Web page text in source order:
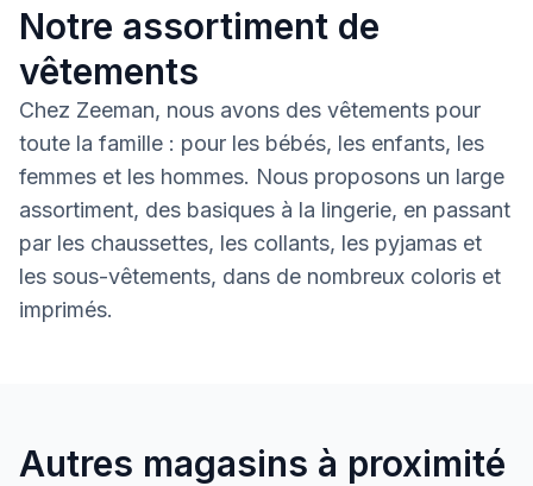
Notre assortiment de
vêtements
Chez Zeeman, nous avons des vêtements pour
toute la famille : pour les bébés, les enfants, les
femmes et les hommes. Nous proposons un large
assortiment, des basiques à la lingerie, en passant
par les chaussettes, les collants, les pyjamas et
les sous-vêtements, dans de nombreux coloris et
imprimés.
Autres magasins à proximité